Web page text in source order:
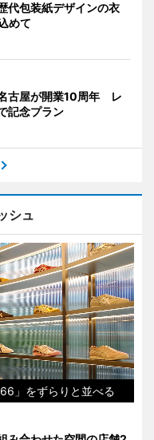
代包装紙デザインの衣
めて
古屋が開業10周年 レ
記念プラン
シュ
」をずらりと並べる